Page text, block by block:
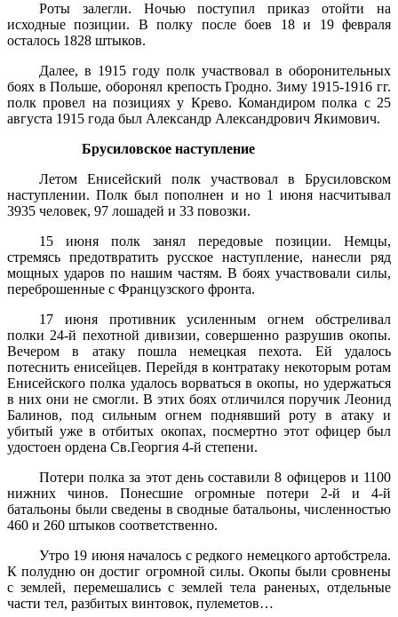
Роты залегли. Ночью поступил приказ отойти на
исходные позиции. В полку после боев 18 и 19 февраля
осталось 1828 штыков.
Далее, в 1915 году полк участвовал в оборонительных
боях в Польше, оборонял крепость Гродно. Зиму 1915-1916 гг.
полк провел на позициях у Крево. Командиром полка с 25
августа 1915 года был Александр Александрович Якимович.
Брусиловское наступление
Летом Енисейский полк участвовал в Брусиловском
наступлении. Полк был пополнен и но 1 июня насчитывал
3935 человек, 97 лошадей и 33 повозки.
15 июня полк занял передовые позиции. Немцы,
стремясь предотвратить русское наступление, нанесли ряд
мощных ударов по нашим частям. В боях участвовали силы,
переброшенные с Французского фронта.
17 июня противник усиленным огнем обстреливал
полки 24-й пехотной дивизии, совершенно разрушив окопы.
Вечером в атаку пошла немецкая пехота. Ей удалось
потеснить енисейцев. Перейдя в контратаку некоторым ротам
Енисейского полка удалось ворваться в окопы, но удержаться
в них они не смогли. В этих боях отличился поручик Леонид
Балинов, под сильным огнем поднявший роту в атаку и
убитый уже в отбитых окопах, посмертно этот офицер был
удостоен ордена Св.Георгия 4-й степени.
Потери полка за этот день составили 8 офицеров и 1100
нижних чинов. Понесшие огромные потери 2-й и 4-й
батальоны были сведены в сводные батальоны, численностью
460 и 260 штыков соответственно.
Утро 19 июня началось с редкого немецкого артобстрела.
К полудню он достиг огромной силы. Окопы были сровнены
с землей, перемешались с землей тела раненых, отдельные
части тел, разбитых винтовок, пулеметов…